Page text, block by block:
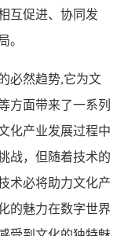
互促进、协同发
。
必然趋势,它为文
方面带来了一系列
化产业发展过程中
战，但随着技术的
术必将助力文化产
的魅力在数字世界